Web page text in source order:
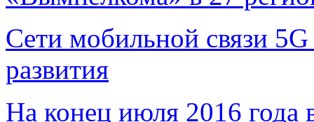
Сети мобильной связи
развития
На конец июля 2016 года